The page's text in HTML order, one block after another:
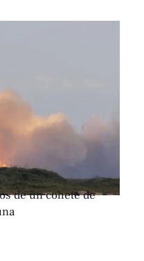
de un cohete de